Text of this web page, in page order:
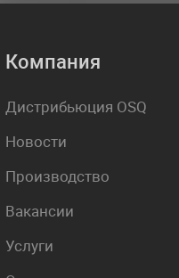
Компания
Дистрибьюция OSQ
Новости
Производство
Вакансии
Услуги